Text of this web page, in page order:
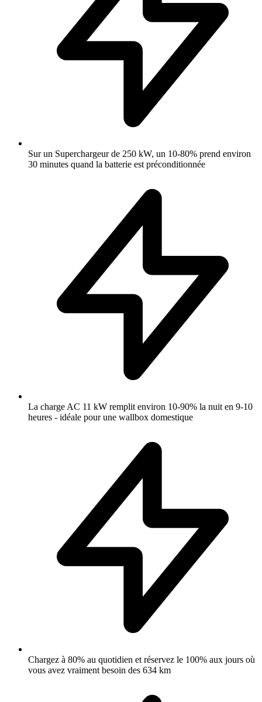
Sur un Superchargeur de 250 kW, un 10-80% prend environ
30 minutes quand la batterie est préconditionnée
La charge AC 11 kW remplit environ 10-90% la nuit en 9-10
heures - idéale pour une wallbox domestique
Chargez à 80% au quotidien et réservez le 100% aux jours où
vous avez vraiment besoin des 634 km